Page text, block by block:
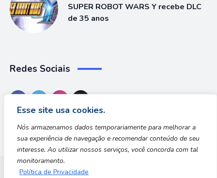
Esse site usa cookies.
Nós armazenamos dados temporariamente para melhorar a
sua experiência de navegação e recomendar conteúdo de seu
interesse. Ao utilizar nossos serviços, você concorda com tal
monitoramento.
Política de Privacidade
SUPER ROBOT WARS Y recebe DLC
de 35 anos
Redes Sociais